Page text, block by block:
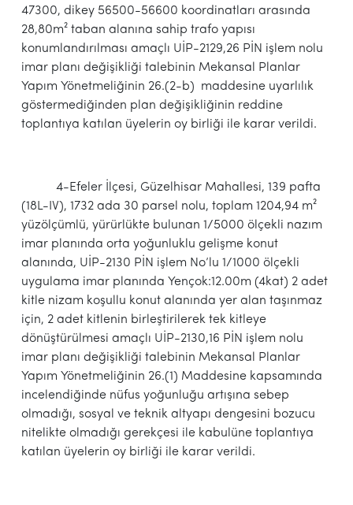
47300, dikey 56500-56600 koordinatları arasında
28,80m² taban alanına sahip trafo yapısı
konumlandırılması amaçlı UİP-2129,26 PİN işlem nolu
imar planı değişikliği talebinin Mekansal Planlar
Yapım Yönetmeliğinin 26.(2-b) maddesine uyarlılık
göstermediğinden plan değişikliğinin reddine
toplantıya katılan üyelerin oy birliği ile karar verildi.
4-Efeler İlçesi, Güzelhisar Mahallesi, 139 pafta
(18L-IV), 1732 ada 30 parsel nolu, toplam 1204,94 m²
yüzölçümlü, yürürlükte bulunan 1/5000 ölçekli nazım
imar planında orta yoğunluklu gelişme konut
alanında, UİP-2130 PİN işlem No’lu 1/1000 ölçekli
uygulama imar planında Yençok:12.00m (4kat) 2 adet
kitle nizam koşullu konut alanında yer alan taşınmaz
için, 2 adet kitlenin birleştirilerek tek kitleye
dönüştürülmesi amaçlı UİP-2130,16 PİN işlem nolu
imar planı değişikliği talebinin Mekansal Planlar
Yapım Yönetmeliğinin 26.(1) Maddesine kapsamında
incelendiğinde nüfus yoğunluğu artışına sebep
olmadığı, sosyal ve teknik altyapı dengesini bozucu
nitelikte olmadığı gerekçesi ile kabulüne toplantıya
katılan üyelerin oy birliği ile karar verildi.